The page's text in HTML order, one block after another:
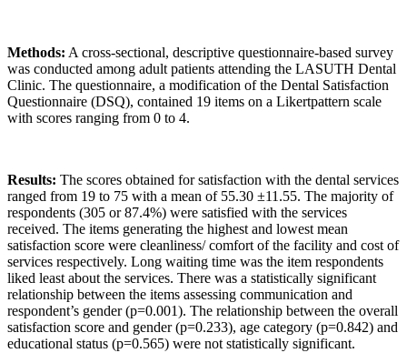
Methods: A cross-sectional, descriptive questionnaire-based survey
was conducted among adult patients attending the LASUTH Dental
Clinic. The questionnaire, a modification of the Dental Satisfaction
Questionnaire (DSQ), contained 19 items on a Likertpattern scale
with scores ranging from 0 to 4.
Results: The scores obtained for satisfaction with the dental services
ranged from 19 to 75 with a mean of 55.30 ±11.55. The majority of
respondents (305 or 87.4%) were satisfied with the services
received. The items generating the highest and lowest mean
satisfaction score were cleanliness/ comfort of the facility and cost of
services respectively. Long waiting time was the item respondents
liked least about the services. There was a statistically significant
relationship between the items assessing communication and
respondent’s gender (p=0.001). The relationship between the overall
satisfaction score and gender (p=0.233), age category (p=0.842) and
educational status (p=0.565) were not statistically significant.